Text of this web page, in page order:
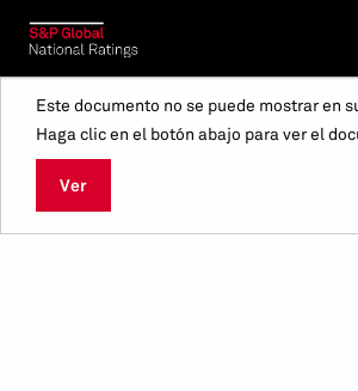
Este documento no se puede mostrar en
Haga clic en el botón abajo para ver el
Ver